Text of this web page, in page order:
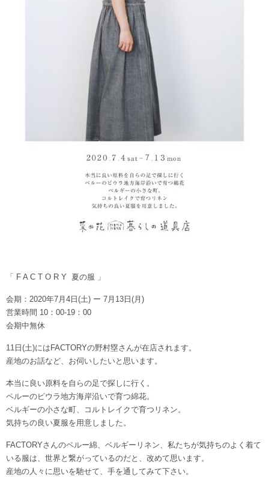
「 F A C T O R Y 夏の服 」
会期：2020年7月4日(土) ー 7月13日(月)
営業時間 10：00-19：00
会期中無休
11日(土)にはFACTORYの野村塁さんが在店されます。
産地のお話など、お伺いしたいと思います。
本当に良い原料を自らの足で探しに行く。
ペルーのピウラ地方海岸沿いで育つ綿花。
ベルギーの小さな町、コルトレイクで育つリネン。
気持ちの良い夏服を用意しました。
FACTORYさんのペルー綿、ベルギーリネン、私たちが気持ちのよく着て
いる服は、世界と繋がっているのだと、改めて思います。
産地の人々に思いを馳せて、手を通してみて下さい。